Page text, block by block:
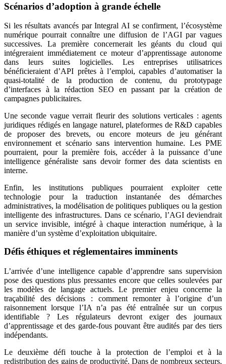
Scénarios d’adoption à grande échelle
Si les résultats avancés par Integral AI se confirment, l’écosystème
numérique pourrait connaître une diffusion de l’AGI par vagues
successives. La première concernerait les géants du cloud qui
intégreraient immédiatement ce moteur d’apprentissage autonome
dans leurs suites logicielles. Les entreprises utilisatrices
bénéficieraient d’API prêtes à l’emploi, capables d’automatiser la
quasi-totalité de la production de contenu, du prototypage
d’interfaces à la rédaction SEO en passant par la création de
campagnes publicitaires.
Une seconde vague verrait fleurir des solutions verticales : agents
juridiques rédigés en langage naturel, plateformes de R&D capables
de proposer des brevets, ou encore moteurs de jeu générant
environnement et scénario sans intervention humaine. Les PME
pourraient, pour la première fois, accéder à la puissance d’une
intelligence généraliste sans devoir former des data scientists en
interne.
Enfin, les institutions publiques pourraient exploiter cette
technologie pour la traduction instantanée des démarches
administratives, la modélisation de politiques publiques ou la gestion
intelligente des infrastructures. Dans ce scénario, l’AGI deviendrait
un service invisible, intégré à chaque interaction numérique, à la
manière d’un système d’exploitation ubiquitaire.
Défis éthiques et réglementaires imminents
L’arrivée d’une intelligence capable d’apprendre sans supervision
pose des questions plus pressantes encore que celles soulevées par
les modèles de langage actuels. Le premier enjeu concerne la
traçabilité des décisions : comment remonter à l’origine d’un
raisonnement lorsque l’IA n’a pas été entraînée sur un corpus
identifiable ? Les régulateurs devront exiger des journaux
d’apprentissage et des garde-fous pouvant être audités par des tiers
indépendants.
Le deuxième défi touche à la protection de l’emploi et à la
redistribution des gains de productivité. Dans de nombreux secteurs,